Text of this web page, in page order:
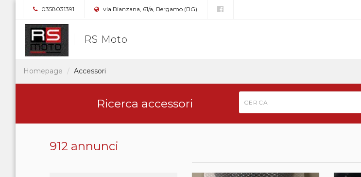
0358031391 via Bianzana, 61/a, Bergamo (BG)
RS Moto
Homepage Accessori
Ricerca accessori
912 annunci